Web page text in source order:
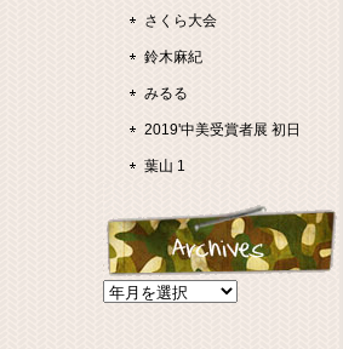
さくら大会
鈴木麻紀
みるる
2019'中美受賞者展 初日
葉山 1